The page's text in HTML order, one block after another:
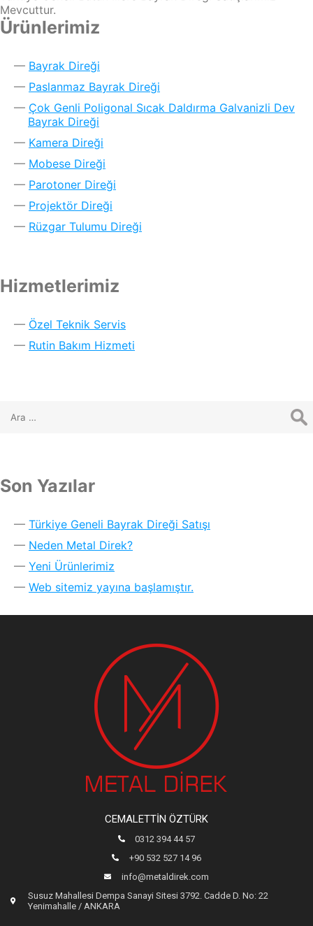
Mevcuttur.
Ürünlerimiz
Bayrak Direği
Paslanmaz Bayrak Direği
Çok Genli Poligonal Sıcak Daldırma Galvanizli Dev
Bayrak Direği
Kamera Direği
Mobese Direği
Parotoner Direği
Projektör Direği
Rüzgar Tulumu Direği
Hizmetlerimiz
Özel Teknik Servis
Rutin Bakım Hizmeti
Son Yazılar
Türkiye Geneli Bayrak Direği Satışı
Neden Metal Direk?
Yeni Ürünlerimiz
Web sitemiz yayına başlamıştır.
CEMALETTIN ÖZTÜRK
0312 394 44 57
+90 532 527 14 96
info@metaldirek.com
Susuz Mahallesi Dempa Sanayi Sitesi 3792. Cadde D. No: 22
Yenimahalle / ANKARA